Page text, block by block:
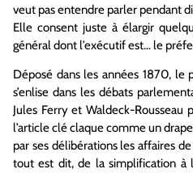
veut pas entendre parler pendant
Elle consent juste à élargir
général dont l’exécutif est… le
Déposé dans les années 1870,
s’enlise dans les débats
Jules Ferry et Waldeck-
l’article clé claque comme un
par ses délibérations les affaires
tout est dit, de la simplification à